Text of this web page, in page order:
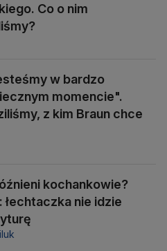
Co o nim
w bardzo
momencie".
z kim Braun chce
kochankowie?
łechtaczka nie idzie